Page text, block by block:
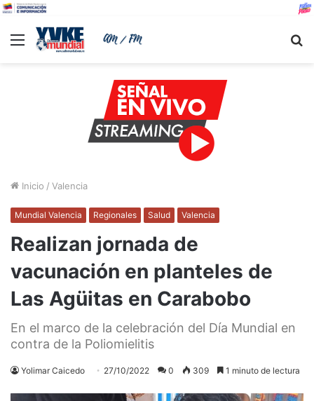
Menu
Inicio / Valencia
Mundial Valencia Regionales Salud Valencia
Realizan jornada de
vacunación en planteles de
Las Agüitas en Carabobo
En el marco de la celebración del Día Mundial en
contra de la Poliomielitis
Yolimar Caicedo 27/10/2022 0 309 1 minuto de lectura